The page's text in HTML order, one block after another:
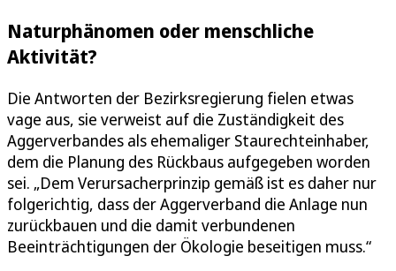
Naturphänomen oder menschliche
Aktivität?
Die Antworten der Bezirksregierung fielen etwas
vage aus, sie verweist auf die Zuständigkeit des
Aggerverbandes als ehemaliger Staurechteinhaber,
dem die Planung des Rückbaus aufgegeben worden
sei. „Dem Verursacherprinzip gemäß ist es daher nur
folgerichtig, dass der Aggerverband die Anlage nun
zurückbauen und die damit verbundenen
Beeinträchtigungen der Ökologie beseitigen muss.“